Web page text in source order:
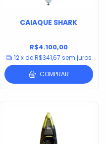
CAIAQUE SHARK
R$4.100,00
12x deR$341,67 sem juros
COMPRAR